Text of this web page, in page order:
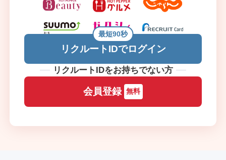
リクルートIDでログイン
最短90秒
リクルートIDをお持ちでない方
会員登録 無料